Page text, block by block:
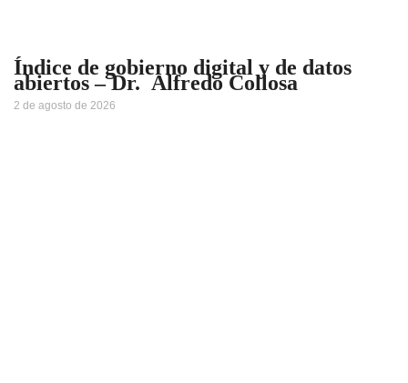
Índice de gobierno digital y de datos
abiertos – Dr. Alfredo Collosa
2 de agosto de 2026